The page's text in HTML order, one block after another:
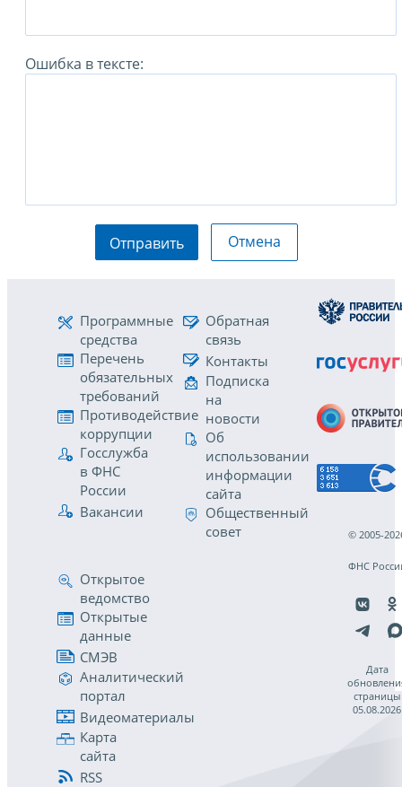
Ошибка в тексте:
Отправить Отмена
Программные
средства
Перечень
обязательных
требований
Противодействие
коррупции
Госслужба
в ФНС
России
Вакансии
Обратная
связь
Контакты
Подписка
на
новости
Об
использовании
информации
сайта
Общественный
совет
Открытое
ведомство
Открытые
данные
СМЭВ
Аналитический
портал
Видеоматериалы
Карта
сайта
RSS
© 2005-
ФНС
Дата
страницы
05.08.2026